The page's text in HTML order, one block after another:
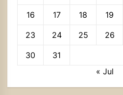
16 17 18 19
23 24 25 26
30
31
« Jul